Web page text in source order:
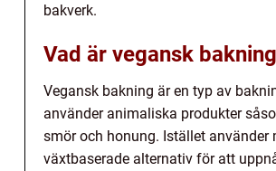
bakverk.
Vad är vegansk
Vegansk bakning är en typ av
använder animaliska produkter
smör och honung. Istället använder
växtbaserade alternativ för att